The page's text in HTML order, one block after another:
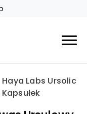
Haya Labs Ursolic